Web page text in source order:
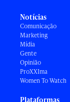
Notícias
Comunicação
Marketing
Mídia
Gente
Opinião
ProXXIma
Women To Watch
Plataformas